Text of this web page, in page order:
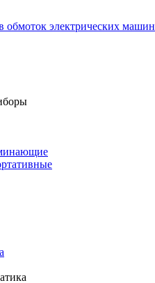
обмоток электрических машин